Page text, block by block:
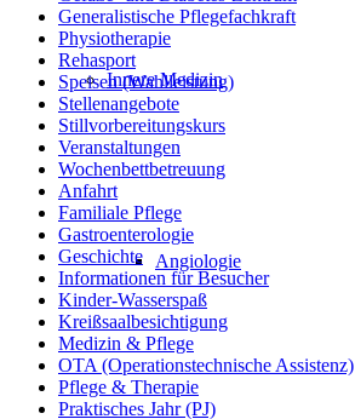
Innere Medizin
Angiologie
Generalistische Pflegefachkraft
Physiotherapie
Rehasport
Speisen (Wahlleistung)
Stellenangebote
Stillvorbereitungskurs
Veranstaltungen
Wochenbettbetreuung
Anfahrt
Familiale Pflege
Gastroenterologie
Geschichte
Informationen für Besucher
Kinder-Wasserspaß
Kreißsaalbesichtigung
Medizin & Pflege
OTA (Operationstechnische Assistenz)
Pflege & Therapie
Praktisches Jahr (PJ)